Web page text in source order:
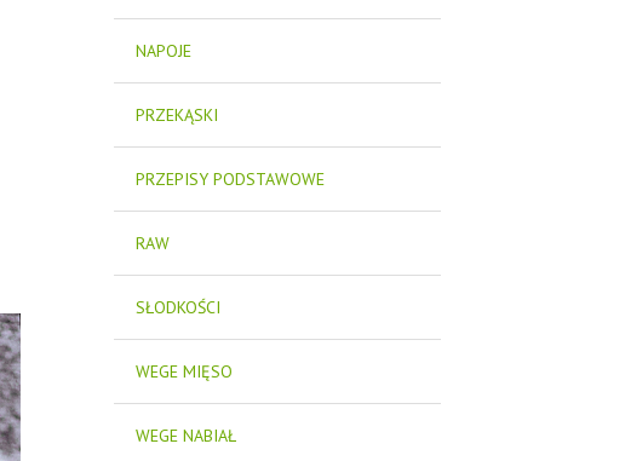
NAPOJE
PRZEKĄSKI
PRZEPISY PODSTAWOWE
RAW
SŁODKOŚCI
WEGE MIĘSO
WEGE NABIAŁ